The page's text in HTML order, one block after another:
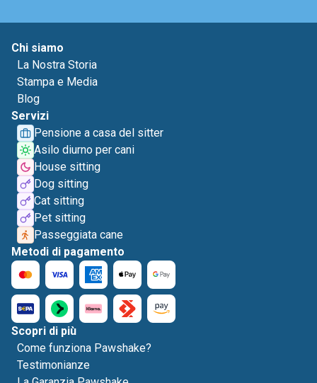
Chi siamo
La Nostra Storia
Stampa e Media
Blog
Servizi
Pensione a casa del sitter
Asilo diurno per cani
House sitting
Dog sitting
Cat sitting
Pet sitting
Passeggiata cane
Metodi di pagamento
Scopri di più
Come funziona Pawshake?
Testimonianze